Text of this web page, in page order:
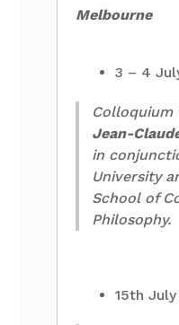
Melbourne
3 – 4
Colloquium
Jean-
in
University
School of
Philosophy.
15th July